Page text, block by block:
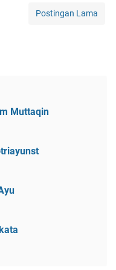
Postingan Lama
Muttaqin